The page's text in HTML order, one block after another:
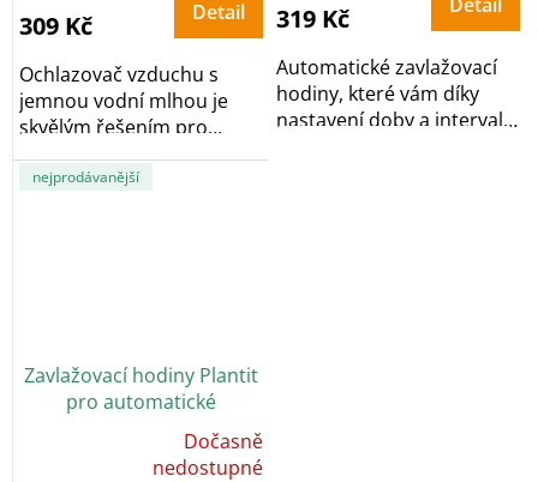
z
5
309 Kč Detail
Ochlazovač vzduchu s
jemnou vodní mlhou je
skvělým řešením pro
horké letní dny. Díky...
319 Kč
Automatické zavlažovací
hodiny, které vám díky
nastavení doby a intervalu
nejprodávanější
Zavlažovací hodiny Plantit
pro automatické
zavlažováníDočasně
nedostupné